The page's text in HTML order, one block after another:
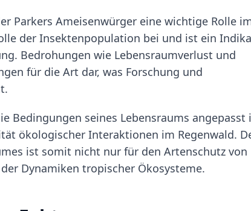
Parkers Ameisenwürger eine wichtige Rolle
der Insektenpopulation bei und ist ein
Bedrohungen wie Lebensraumverlust und
für die Art dar, was Forschung und
Bedingungen seines Lebensraums angepasst
ökologischer Interaktionen im Regenwald.
ist somit nicht nur für den Artenschutz von
Dynamiken tropischer Ökosysteme.